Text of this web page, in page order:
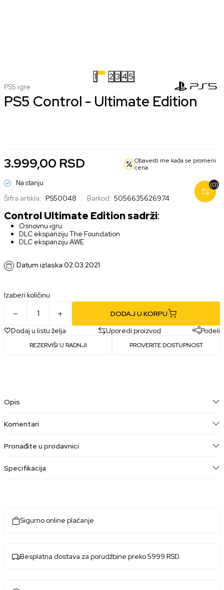
1 2 3 4 5
PS5 igre
PS5 Control - Ultimate Edition
3.999,00 RSD
Obavesti me kada se promeni
cena
Na stanju
Šifra artikla: PS50048 Barkod: 5056635626974
Control Ultimate Edition sadrži:
Osnovnu igru
DLC ekspanziju The Foundation
DLC ekspanziju AWE
Datum izlaska:02.03.2021
Izaberi količinu
DODAJ U KORPU
Dodaj u listu želja
Uporedi proizvod Podeli
REZERVIŠI U RADNJI PROVERITE DOSTUPNOST
(0)
Opis
Komentari
Pronađite u prodavnici
Specifikacija
Sigurno online plaćanje.
Besplatna dostava za porudžbine preko 5999 RSD.